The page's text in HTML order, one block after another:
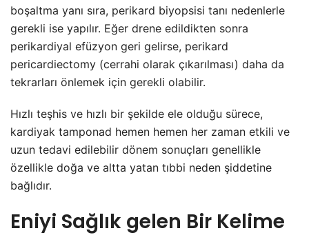
boşaltma yanı sıra, perikard biyopsisi tanı nedenlerle
gerekli ise yapılır. Eğer drene edildikten sonra
perikardiyal efüzyon geri gelirse, perikard
pericardiectomy (cerrahi olarak çıkarılması) daha da
tekrarları önlemek için gerekli olabilir.
Hızlı teşhis ve hızlı bir şekilde ele olduğu sürece,
kardiyak tamponad hemen hemen her zaman etkili ve
uzun tedavi edilebilir dönem sonuçları genellikle
özellikle doğa ve altta yatan tıbbi neden şiddetine
bağlıdır.
Eniyi Sağlık gelen Bir Kelime